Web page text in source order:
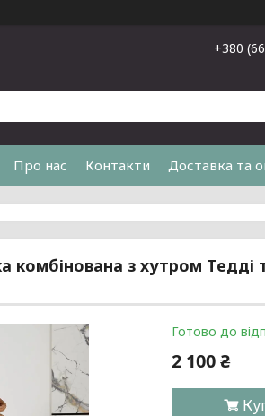
+380
Про нас Контакти Доставка та
з хутром Тедді
Готово до
2 100 ₴